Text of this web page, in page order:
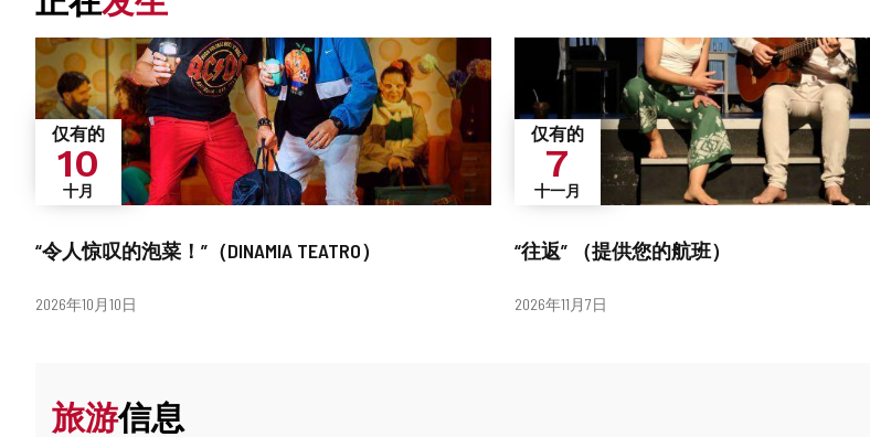
“令人惊叹的泡菜！”（DINAMIA TEATRO）
仅有的
10
十月
日
2026年10月10日
“往返” （提供您的航班）
仅有的
7
十一月
日
2026年11月7日
旅游信息